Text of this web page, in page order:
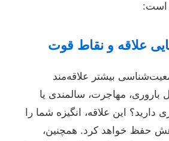
است:
علاقه و نقاط قوت
بیشتر علاقه‌مند
باروری، مهاجرت، سالمندی یا
این علاقه، انگیزه شما را
حفظ خواهد کرد. همچنین،